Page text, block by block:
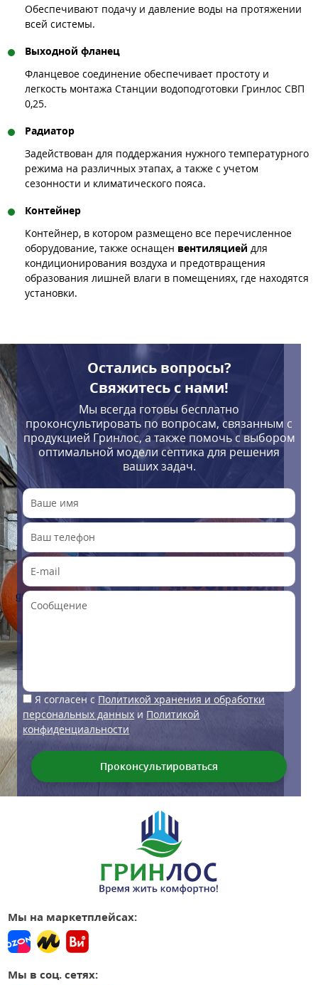
Обеспечивают подачу и давление воды на протяжении
всей системы.
Выходной фланец
Фланцевое соединение обеспечивает простоту и
легкость монтажа Станции водоподготовки Гринлос СВП
0,25.
Радиатор
Задействован для поддержания нужного температурного
режима на различных этапах, а также с учетом
сезонности и климатического пояса.
Контейнер
Контейнер, в котором размещено все перечисленное
оборудование, также оснащен вентиляцией для
кондиционирования воздуха и предотвращения
образования лишней влаги в помещениях, где находятся
установки.
Остались вопросы?
Свяжитесь с нами!
Мы всегда готовы бесплатно
проконсультировать по вопросам, связанным с
продукцией Гринлос, а также помочь с выбором
оптимальной модели септика для решения
ваших задач.
Я согласен с Политикой хранения и обработки
персональных данных и Политикой
конфиденциальности
Мы на маркетплейсах:
Мы в соц. сетях: